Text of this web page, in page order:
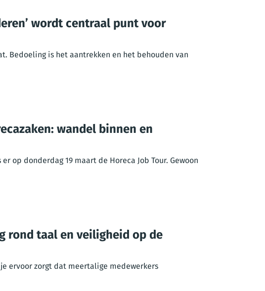
wordt centraal punt voor
Bedoeling is het aantrekken en het behouden van
wandel binnen en
op donderdag 19 maart de Horeca Job Tour. Gewoon
rond taal en veiligheid op de
ervoor zorgt dat meertalige medewerkers